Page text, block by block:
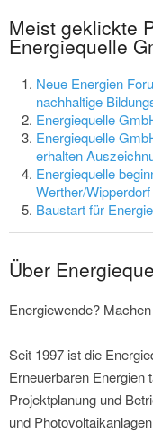
Meist geklickte
Energiequelle
Neue Energien
nachhaltige
Energiequelle
Energiequelle
erhalten
Energiequelle
Werther/Wipperdorf
Baustart für
Über
Energiewende?
Seit 1997 ist die
Erneuerbaren Energien
Projektplanung und
und